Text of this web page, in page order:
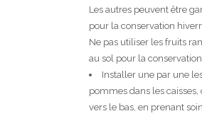
Les autres peuvent être
pour la conservation
Ne pas utiliser les fruits
au sol pour la
Installer une par une
pommes dans les caisses,
vers le bas, en prenant